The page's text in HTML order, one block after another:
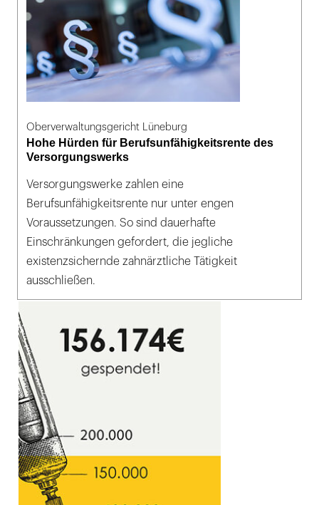
Oberverwaltungsgericht Lüneburg
Hohe Hürden für Berufsunfähigkeitsrente des
Versorgungswerks
Versorgungswerke zahlen eine
Berufsunfähigkeitsrente nur unter engen
Voraussetzungen. So sind dauerhafte
Einschränkungen gefordert, die jegliche
existenzsichernde zahnärztliche Tätigkeit
ausschließen.